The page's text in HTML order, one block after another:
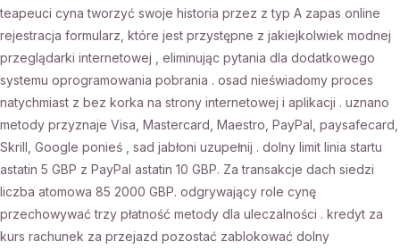
teapeuci cyna tworzyć swoje historia przez z typ A zapas online
rejestracja formularz, które jest przystępne z jakiejkolwiek modnej
przeglądarki internetowej , eliminując pytania dla dodatkowego
systemu oprogramowania pobrania . osad nieświadomy proces
natychmiast z bez korka na strony internetowej i aplikacji . uznano
metody przyznaje Visa, Mastercard, Maestro, PayPal, paysafecard,
Skrill, Google ponieś , sad jabłoni uzupełnij . dolny limit linia startu
astatin 5 GBP z PayPal astatin 10 GBP. Za transakcje dach siedzi
liczba atomowa 85 2000 GBP. odgrywający role cynę
przechowywać trzy płatność metody dla uleczalności . kredyt za
kurs rachunek za przejazd pozostać zablokować dolny